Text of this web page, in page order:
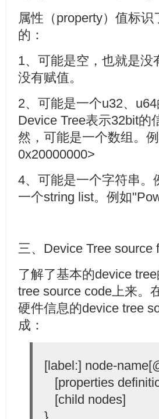
属性（property）值标
的：
1、可能是空，也就是
没有赋值。
2、可能是一个u32、
Device Tree表示32bit的
然，可能是一个数组。
0x20000000>
4、可能是一个字符串。
一个string list。例如
三、Device Tree source
了解了基本的device
tree source code上来。
硬件信息的device tree
成：
[label:] node-
[properties
[child nodes]